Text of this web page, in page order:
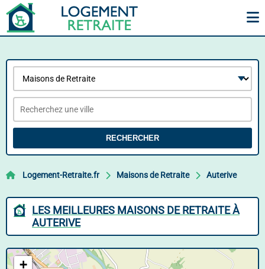
RECHERCHER
Logement-Retraite.fr Maisons de Retraite Auterive
LES MEILLEURES MAISONS DE RETRAITE À
AUTERIVE
+